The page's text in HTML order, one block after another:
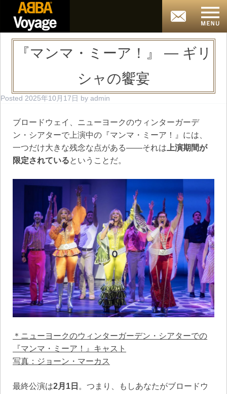
『マンマ・ミーア！』 ― ギリ
シャの饗宴
Posted 2025年10月17日 by admin
ブロードウェイ、ニューヨークのウィンターガーデ
ン・シアターで上演中の『マンマ・ミーア！』には、
一つだけ大きな残念な点がある――それは 上演期間が
限定されているということだ。
＊ニューヨークのウィンターガーデン・シアターでの
『マンマ・ミーア！』キャスト
写真：ジョーン・マーカス
最終公演は2月1日 。つまり、もしあなたがブロードウ